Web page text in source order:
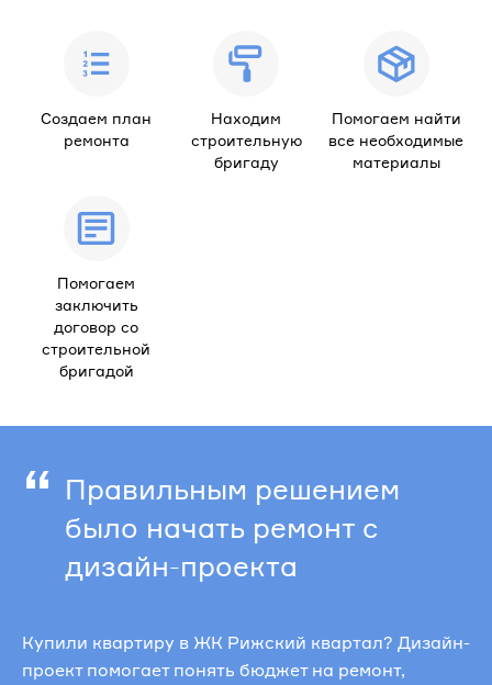
Создаем план
ремонта
Находим
строительную
бригаду
Помогаем найти
все необходимые
материалы
Помогаем
заключить
договор со
строительной
бригадой
“ Правильным решением
было начать ремонт с
дизайн-проекта
Купили квартиру в ЖК Рижский квартал? Дизайн-
проект помогает понять бюджет на ремонт,